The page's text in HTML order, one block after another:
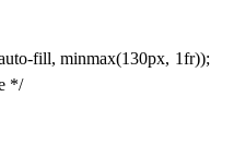
fill, minmax(130px, 1fr));
*/